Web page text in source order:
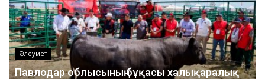
Әлеумет
Павлодар облысының бұқасы халықаралық